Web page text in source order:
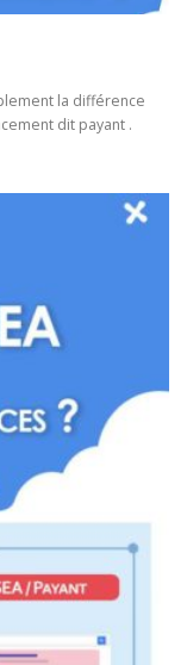
la différence
dit payant .